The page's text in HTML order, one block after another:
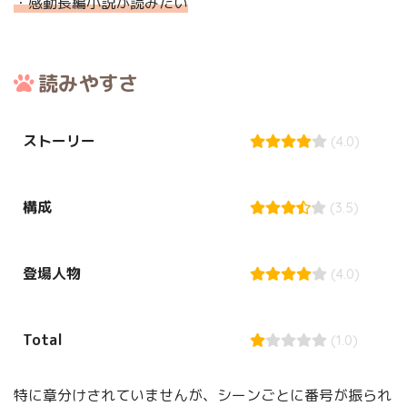
読みやすさ
ストーリー (4.0)
構成 (3.5)
登場人物 (4.0)
Total (1.0)
特に章分けされていませんが、シーンごとに番号が振られ